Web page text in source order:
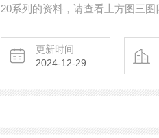
20系列的资料，请查看上方图三
更新时间
2024-12-29